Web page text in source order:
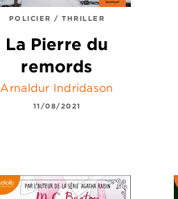
POLICIER / THRILLER
La Pierre du
remords
Arnaldur Indridason
11/08/2021